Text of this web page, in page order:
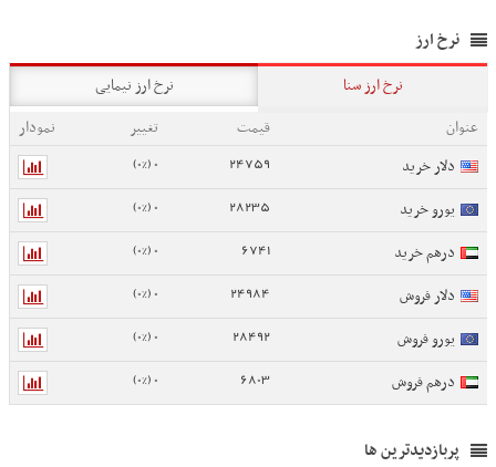
نرخ ارز
نرخ ارز سنا
نرخ ارز نیمایی
عنوان
قیمت تغییر
نمودار
دلار خرید
24759
0 (0%)
یورو خرید 28235
0 (0%)
درهم خرید 6741
0 (0%)
دلار فروش 24984
0 (0%)
یورو فروش 28492
0 (0%)
درهم فروش 6803
0 (0%)
پربازدیدترین ها